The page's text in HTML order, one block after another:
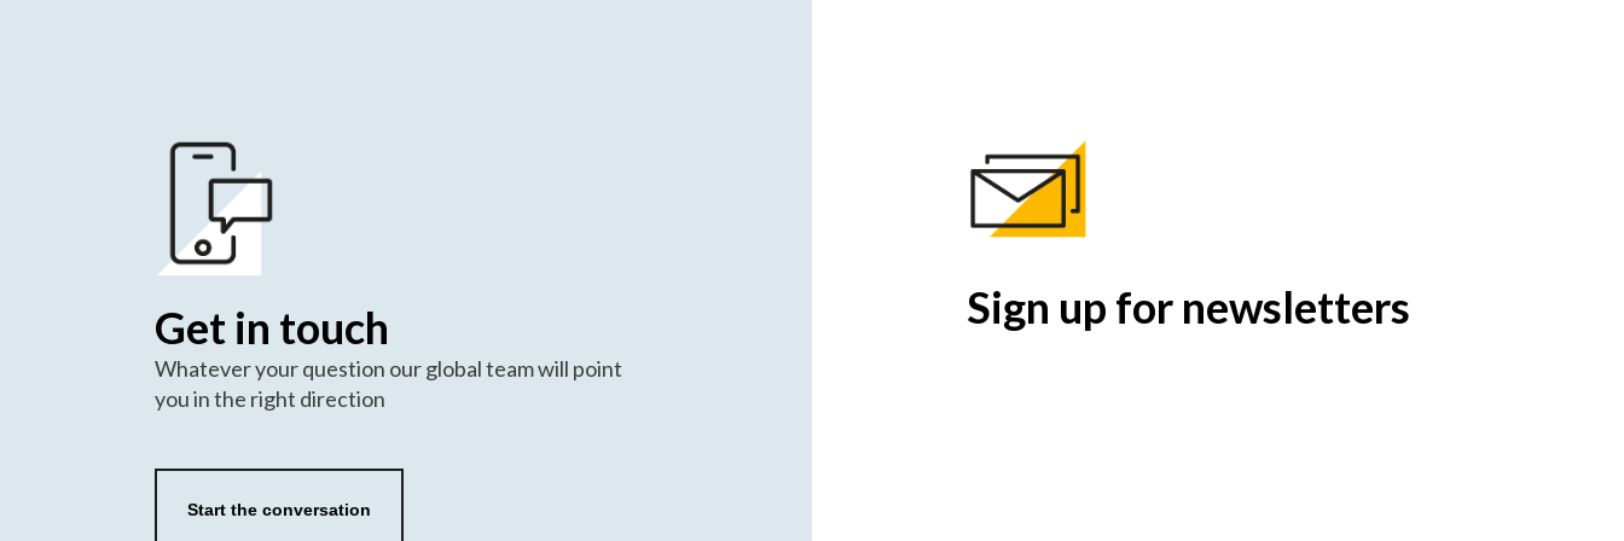
Get in touch
Whatever your question our global team will point
you in the right direction
Start the conversation
Sign up for newsletters